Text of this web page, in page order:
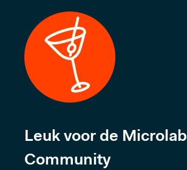
Leuk voor de Microlab
Community